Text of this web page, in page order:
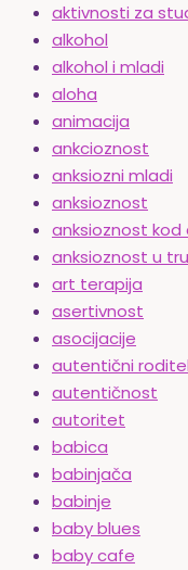
aktivnosti za
alkohol
alkohol i mladi
aloha
animacija
ankcioznost
anksiozni mladi
anksioznost
anksioznost kod
anksioznost u
art terapija
asertivnost
asocijacije
autentični
autentičnost
autoritet
babica
babinjača
babinje
baby blues
baby cafe